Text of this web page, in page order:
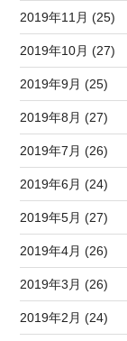
2019年11月 (25)
2019年10月 (27)
2019年9月 (25)
2019年8月 (27)
2019年7月 (26)
2019年6月 (24)
2019年5月 (27)
2019年4月 (26)
2019年3月 (26)
2019年2月 (24)